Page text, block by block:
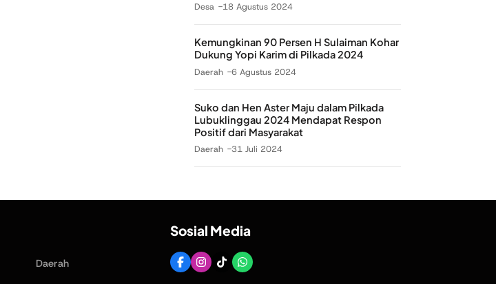
Desa 18 Agustus 2024
Kemungkinan 90 Persen H Sulaiman Kohar
Dukung Yopi Karim di Pilkada 2024
Daerah 6 Agustus 2024
Suko dan Hen Aster Maju dalam Pilkada
Lubuklinggau 2024 Mendapat Respon
Positif dari Masyarakat
Daerah 31 Juli 2024
Daerah
Sosial Media